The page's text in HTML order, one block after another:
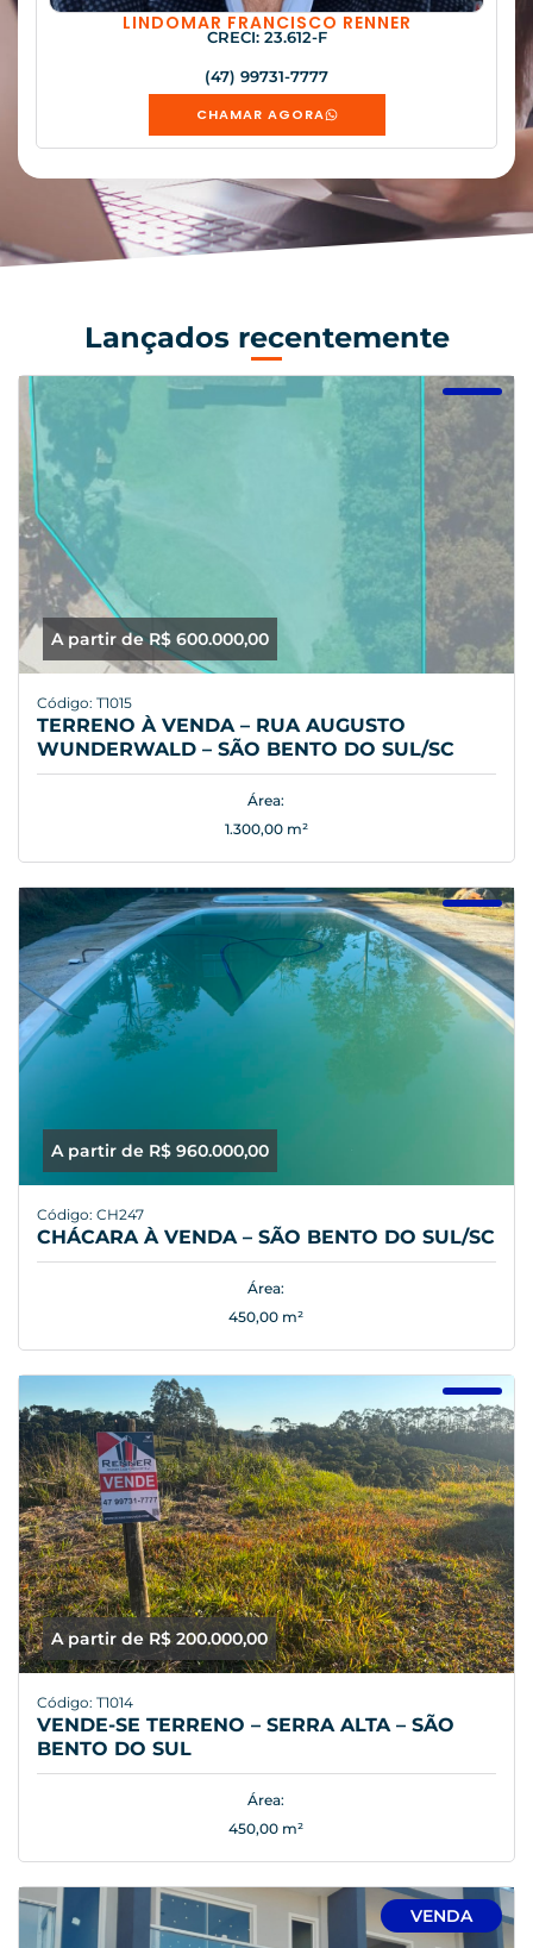
LINDOMAR FRANCISCO RENNER
CRECI: 23.612-F
(47) 99731-7777
CHAMAR AGORA
Lançados recentemente
A partir de R$ 600.000,00
Código: T1015
TERRENO À VENDA – RUA AUGUSTO
WUNDERWALD – SÃO BENTO DO SUL/SC
Área:
1.300,00 m²
A partir de R$ 960.000,00
Código: CH247
CHÁCARA À VENDA – SÃO BENTO DO SUL/SC
Área:
450,00 m²
A partir de R$ 200.000,00
Código: T1014
VENDE-SE TERRENO – SERRA ALTA – SÃO
BENTO DO SUL
Área:
450,00 m²
VENDA